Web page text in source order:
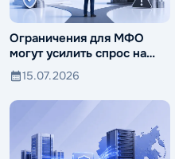
Ограничения для МФО
могут усилить спрос на
ломбарды
15.07.2026